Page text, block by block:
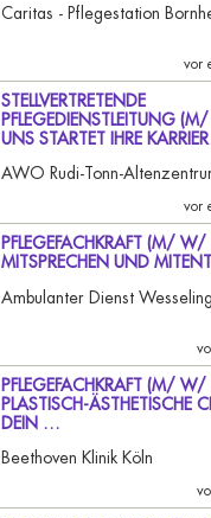
Caritas - Pflegestation
vor
STELLVERTRETENDE
PFLEGEDIENSTLEITUNG
UNS STARTET IHRE
AWO Rudi-Tonn-
vor
PFLEGEFACHKRAFT (M/ W/
MITSPRECHEN UND
Ambulanter Dienst Wesseling
PFLEGEFACHKRAFT (M/ W/
PLASTISCH-ÄSTHETISCHE
DEIN …
Beethoven Klinik Köln